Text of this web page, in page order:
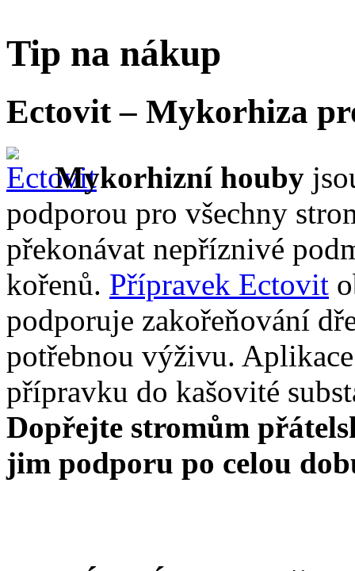
Tip na nákup
Ectovit – Mykorhiza
Mykorhizní houby
podporou pro všechny
překonávat nepříznivé
kořenů. Přípravek Ectovit
podporuje zakořeňování
potřebnou výživu.
přípravku do kašovité
Dopřejte stromům
jim podporu po celou